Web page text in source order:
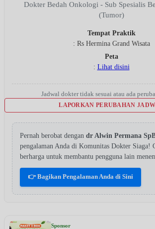
Dokter Bedah Onkologi - Sub Spesialis
(Tumor)
Tempat Praktik
: Rs Hermina Grand Wisata
Peta
: Lihat disini
Jadwal dokter tidak sesuai atau ada
LAPORKAN PERUBAHAN
Pernah berobat dengan dr Alwin Permana
pengalaman Anda di Komunitas Dokter Siaga!
berharga untuk membantu pengguna lain
👉 Bagikan Pengalaman Anda di Sini
Sponsor